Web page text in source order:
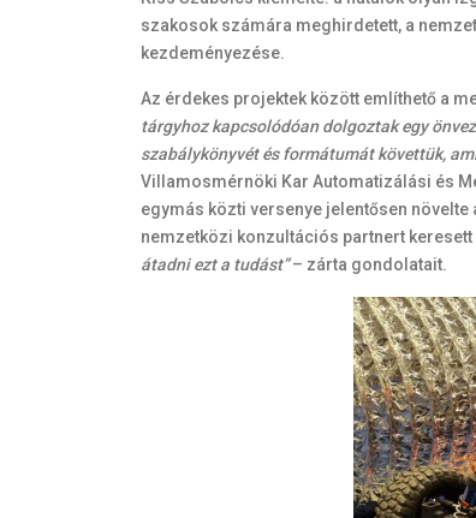
szakosok számára meghirdetett, a
kezdeményezése.
Az érdekes projektek között említhető a
tárgyhoz kapcsolódóan dolgoztak egy
szabálykönyvét és formátumát követtük,
Villamosmérnöki Kar Automatizálási és
egymás közti versenye jelentősen
nemzetközi konzultációs partnert
átadni ezt a tudást”– zárta gondolatait.